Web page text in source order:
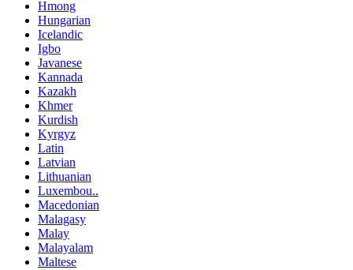
Hmong
Hungarian
Icelandic
Igbo
Javanese
Kannada
Kazakh
Khmer
Kurdish
Kyrgyz
Latin
Latvian
Lithuanian
Luxembou..
Macedonian
Malagasy
Malay
Malayalam
Maltese